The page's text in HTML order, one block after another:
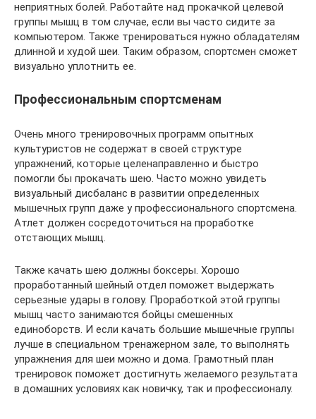
неприятных болей. Работайте над прокачкой целевой
группы мышц в том случае, если вы часто сидите за
компьютером. Также тренироваться нужно обладателям
длинной и худой шеи. Таким образом, спортсмен сможет
визуально уплотнить ее.
Профессиональным спортсменам
Очень много тренировочных программ опытных
культуристов не содержат в своей структуре
упражнений, которые целенаправленно и быстро
помогли бы прокачать шею. Часто можно увидеть
визуальный дисбаланс в развитии определенных
мышечных групп даже у профессионального спортсмена.
Атлет должен сосредоточиться на проработке
отстающих мышц.
Также качать шею должны боксеры. Хорошо
проработанный шейный отдел поможет выдержать
серьезные удары в голову. Проработкой этой группы
мышц часто занимаются бойцы смешенных
единоборств. И если качать большие мышечные группы
лучше в специальном тренажерном зале, то выполнять
упражнения для шеи можно и дома. Грамотный план
тренировок поможет достигнуть желаемого результата
в домашних условиях как новичку, так и профессионалу.